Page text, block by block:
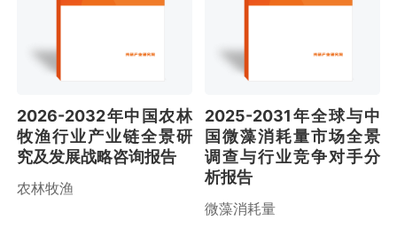
2026-2032年中国农林
牧渔行业产业链全景研
究及发展战略咨询报告
农林牧渔
2025-2031年全球与中
国微藻消耗量市场全景
调查与行业竞争对手分
析报告
微藻消耗量